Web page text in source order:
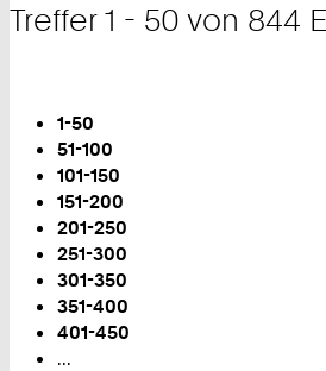
Treffer 1 - 50 von 844
Sie
sind
auf
Seite:
1-50
51-100
101-150
151-200
201-250
251-300
301-350
351-400
401-450
...